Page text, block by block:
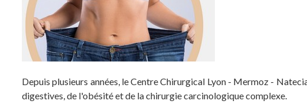
Depuis plusieurs années, le Centre Chirurgical Lyon - Mermoz -
digestives, de l'obésité et de la chirurgie carcinologique complexe.